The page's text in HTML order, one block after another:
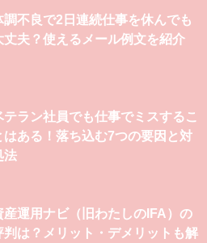
調不良で2日連続仕事を休んでも
丈夫？使えるメール例文を紹介
テラン社員でも仕事でミスするこ
はある！落ち込む7つの要因と対
法
産運用ナビ（旧わたしのIFA）の
判は？メリット・デメリットも解